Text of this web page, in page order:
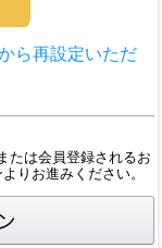
ら再設定いただ
たは会員登録されるお
りお進みください。